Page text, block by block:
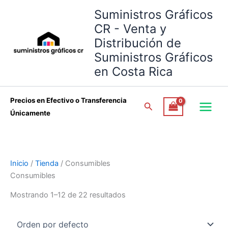
contenido
Suministros Gráficos
CR - Venta y
Distribución de
Suministros Gráficos
en Costa Rica
Precios en Efectivo o Transferencia
Únicamente
Buscar
Inicio / Tienda / Consumibles
Consumibles
Mostrando 1–12 de 22 resultados